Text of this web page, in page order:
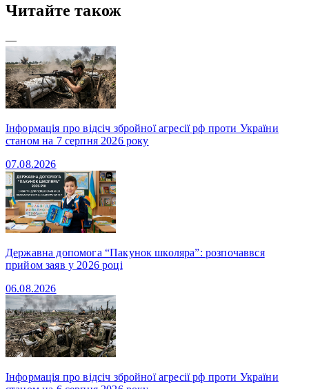
Читайте також
—
Інформація про відсіч збройної агресії рф проти України
станом на 7 серпня 2026 року
07.08.2026
Державна допомога “Пакунок школяра”: розпочаввся
прийом заяв у 2026 році
06.08.2026
Інформація про відсіч збройної агресії рф проти України